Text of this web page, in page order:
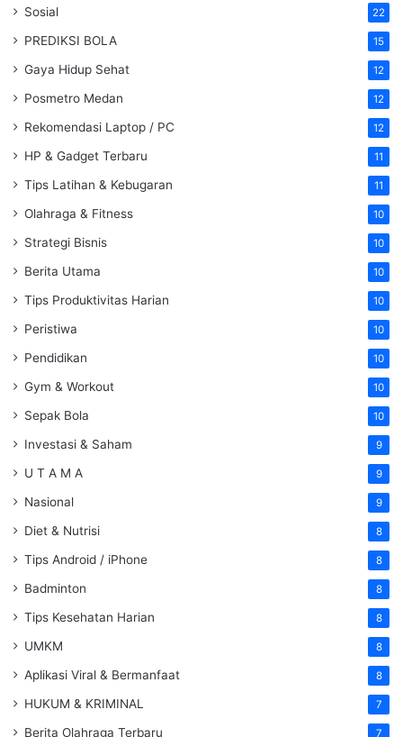
Sosial 22
PREDIKSI BOLA 15
Gaya Hidup Sehat 12
Posmetro Medan 12
Rekomendasi Laptop / PC 12
HP & Gadget Terbaru 11
Tips Latihan & Kebugaran 11
Olahraga & Fitness 10
Strategi Bisnis 10
Berita Utama 10
Tips Produktivitas Harian 10
Peristiwa 10
Pendidikan 10
Gym & Workout 10
Sepak Bola 10
Investasi & Saham 9
U T A M A 9
Nasional 9
Diet & Nutrisi 8
Tips Android / iPhone 8
Badminton 8
Tips Kesehatan Harian 8
UMKM 8
Aplikasi Viral & Bermanfaat 8
HUKUM & KRIMINAL 7
Berita Olahraga Terbaru 7